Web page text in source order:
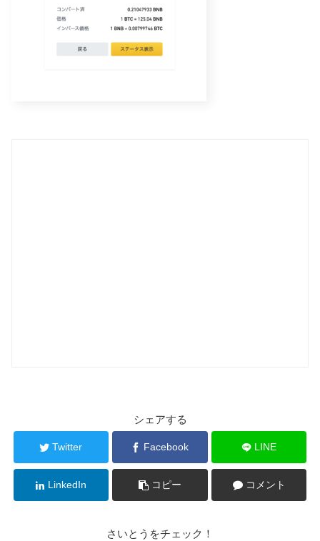
シェアする
Twitter Facebook LINE
LinkedIn コピー コメント
さいとうをチェック！